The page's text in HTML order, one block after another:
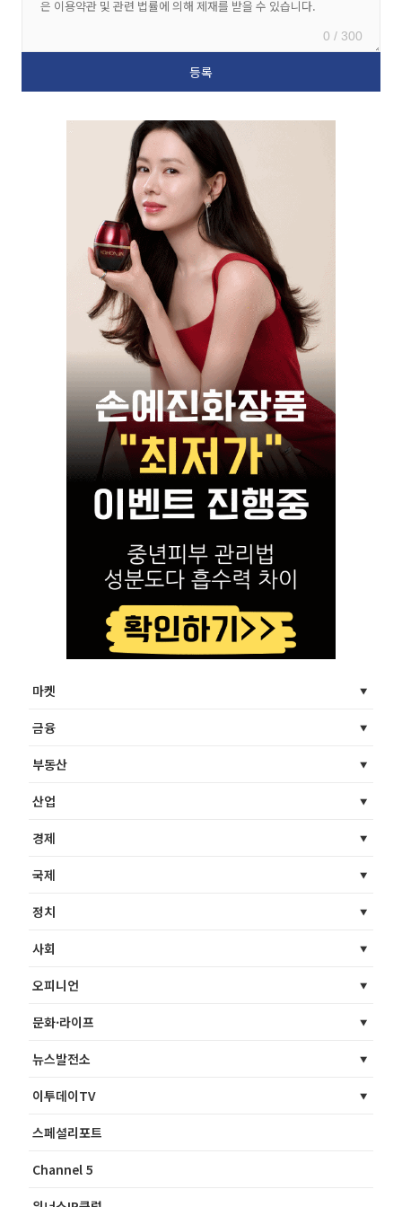
0 / 300
마켓
금융
부동산
산업
경제
국제
정치
사회
오피니언
문화·라이프
뉴스발전소
이투데이TV
스페셜리포트
Channel 5